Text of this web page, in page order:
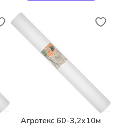
Агротекс 60-3,2х10м